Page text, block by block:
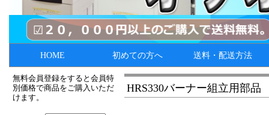
HOME 初めての方へ 送料・配送方法
無料会員登録をすると会員特
別価格で商品をご購入いただ
けます。
HRS330バーナー組立用部品